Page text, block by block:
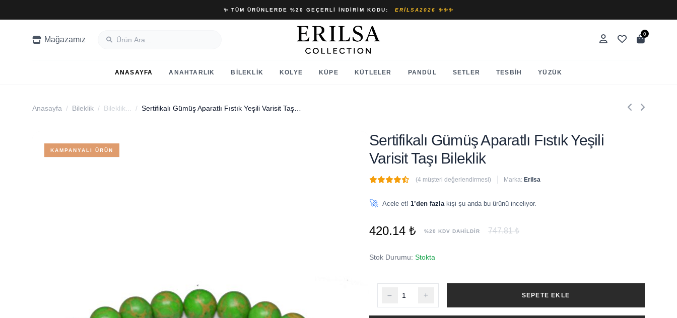
✨ TÜM ÜRÜNLERDE %20 GEÇERLI İNDIRIM KODU: ERILSA2026 ✨✨✨
Mağazamız
0
ANASAYFA ANAHTARLIK BILEKLIK KOLYE KÜPE KÜTLELER PANDÜL SETLER TESBIH YÜZÜK
Anasayfa / Bileklik / Bileklik... /
KAMPANYALI ÜRÜN
Sertifikalı Gümüş Aparatlı Fıstık Yeşili
Varisit Taşı Bileklik
(4 müşteri değerlendirmesi) Marka: Erilsa
🔥 3 adet son 1 saat içinde satıldı
420.14 ₺ %20 KDV DAHİLDİR 747.81 ₺
Stok Durumu: Stokta
SEPETE EKLE